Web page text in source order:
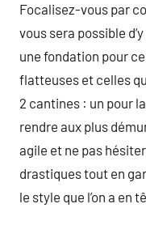
Focalisez-vous par
vous sera possible
une fondation pour
flatteuses et celles
2 cantines : un pour
rendre aux plus
agile et ne pas
drastiques tout en
le style que l’on a en